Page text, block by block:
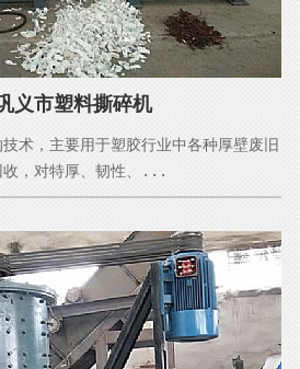
义市塑料撕碎机
术，主要用于塑胶行业中各种厚壁废旧
收，对特厚、韧性、...